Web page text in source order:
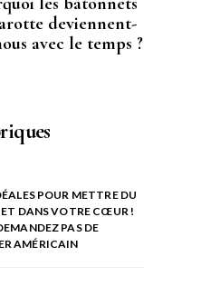
deviennent-
avec le temps ?
POUR METTRE DU
ET DANS VOTRE CŒUR !
PAS DE
AMÉRICAIN